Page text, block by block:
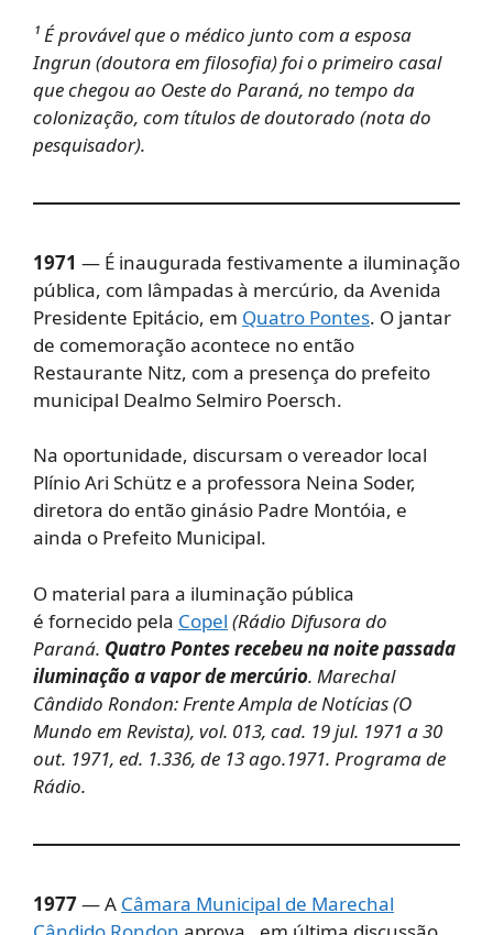
¹ É provável que o médico junto com a esposa
Ingrun (doutora em filosofia) foi o primeiro casal
que chegou ao Oeste do Paraná, no tempo da
colonização, com títulos de doutorado (nota do
pesquisador).
1971 — É inaugurada festivamente a iluminação
pública, com lâmpadas à mercúrio, da Avenida
Presidente Epitácio, em Quatro Pontes. O jantar
de comemoração acontece no então
Restaurante Nitz, com a presença do prefeito
municipal Dealmo Selmiro Poersch.
Na oportunidade, discursam o vereador local
Plínio Ari Schütz e a professora Neina Soder,
diretora do então ginásio Padre Montóia, e
ainda o Prefeito Municipal.
O material para a iluminação pública
é fornecido pela Copel (Rádio Difusora do
Paraná. Quatro Pontes recebeu na noite passada
iluminação a vapor de mercúrio. Marechal
Cândido Rondon: Frente Ampla de Notícias (O
Mundo em Revista), vol. 013, cad. 19 jul. 1971 a 30
out. 1971, ed. 1.336, de 13 ago.1971. Programa de
Rádio.
1977— A Câmara Municipal de Marechal